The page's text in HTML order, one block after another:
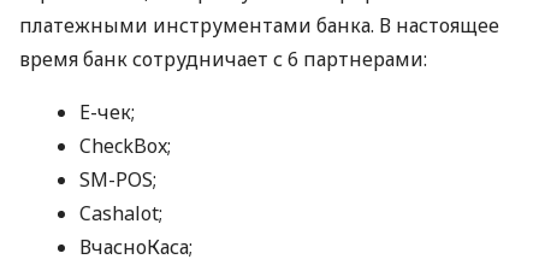
платежными инструментами банка. В настоящее
время банк сотрудничает с 6 партнерами:
E-чек;
CheckBox;
SM-POS;
Cashalot;
ВчасноКаса;